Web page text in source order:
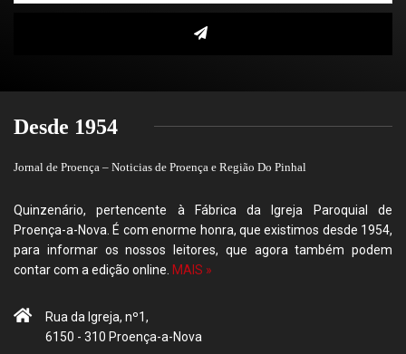
Desde 1954
Jornal de Proença – Noticias de Proença e Região Do Pinhal
Quinzenário, pertencente à Fábrica da Igreja Paroquial de
Proença-a-Nova. É com enorme honra, que existimos desde 1954,
para informar os nossos leitores, que agora também podem
contar com a edição online. MAIS »
Rua da Igreja, nº1,
6150 - 310 Proença-a-Nova